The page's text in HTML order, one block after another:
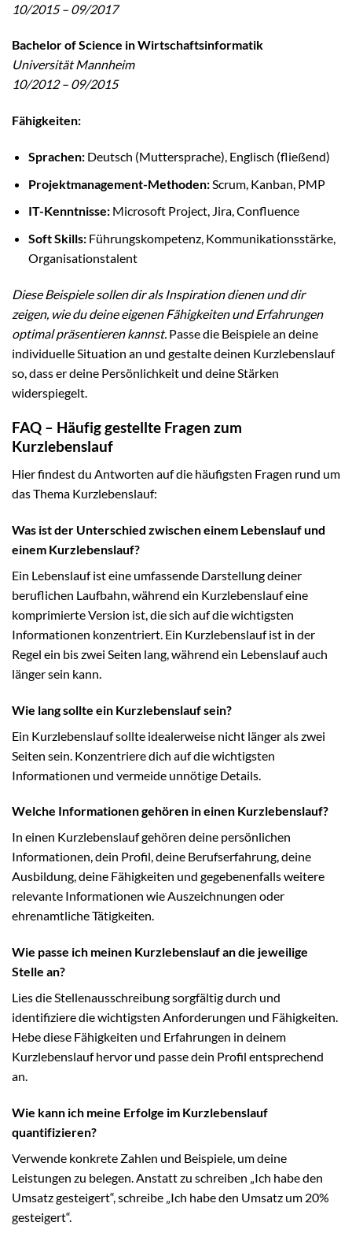
10/2015 – 09/2017
Bachelor of Science in Wirtschaftsinformatik
Universität Mannheim
10/2012 – 09/2015
Fähigkeiten:
Sprachen:Deutsch (Muttersprache), Englisch (fließend)
Projektmanagement-Methoden:Scrum, Kanban, PMP
IT-Kenntnisse:Microsoft Project, Jira, Confluence
Soft Skills:Führungskompetenz, Kommunikationsstärke,
Organisationstalent
Diese Beispiele sollen dir als Inspiration dienen und dir
zeigen, wie du deine eigenen Fähigkeiten und Erfahrungen
optimal präsentieren kannst. Passe die Beispiele an deine
individuelle Situation an und gestalte deinen Kurzlebenslauf
so, dass er deine Persönlichkeit und deine Stärken
widerspiegelt.
FAQ – Häufig gestellte Fragen zum
Kurzlebenslauf
Hier findest du Antworten auf die häufigsten Fragen rund um
das Thema Kurzlebenslauf:
Was ist der Unterschied zwischen einem Lebenslauf und
einem Kurzlebenslauf?
Ein Lebenslauf ist eine umfassende Darstellung deiner
beruflichen Laufbahn, während ein Kurzlebenslauf eine
komprimierte Version ist, die sich auf die wichtigsten
Informationen konzentriert. Ein Kurzlebenslauf ist in der
Regel ein bis zwei Seiten lang, während ein Lebenslauf auch
länger sein kann.
Wie lang sollte ein Kurzlebenslauf sein?
Ein Kurzlebenslauf sollte idealerweise nicht länger als zwei
Seiten sein. Konzentriere dich auf die wichtigsten
Informationen und vermeide unnötige Details.
Welche Informationen gehören in einen Kurzlebenslauf?
In einen Kurzlebenslauf gehören deine persönlichen
Informationen, dein Profil, deine Berufserfahrung, deine
Ausbildung, deine Fähigkeiten und gegebenenfalls weitere
relevante Informationen wie Auszeichnungen oder
ehrenamtliche Tätigkeiten.
Wie passe ich meinen Kurzlebenslauf an die jeweilige
Stelle an?
Lies die Stellenausschreibung sorgfältig durch und
identifiziere die wichtigsten Anforderungen und Fähigkeiten.
Hebe diese Fähigkeiten und Erfahrungen in deinem
Kurzlebenslauf hervor und passe dein Profil entsprechend
an.
Wie kann ich meine Erfolge im Kurzlebenslauf
quantifizieren?
Verwende konkrete Zahlen und Beispiele, um deine
Leistungen zu belegen. Anstatt zu schreiben „Ich habe den
Umsatz gesteigert“, schreibe „Ich habe den Umsatz um 20%
gesteigert“.